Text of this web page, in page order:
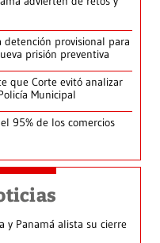
detención provisional para
prisión preventiva
que Corte evitó analizar
Municipal
95% de los comercios
y Panamá alista su cierre